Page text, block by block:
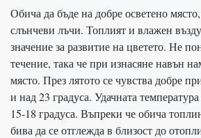
Обича да бъде на добре осветено
слънчеви лъчи. Топлият и влажен
значение за развитие на цветето. Не
течение, така че при изнасяне навън
място. През лятото се чувства добре
и над 23 градуса. Удачната
15-18 градуса. Въпреки че обича
бива да се отглежда в близост до